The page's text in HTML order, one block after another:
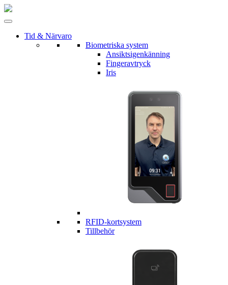
Tid & Närvaro
Biometriska system
Ansiktsigenkänning
Fingeravtryck
Iris
RFID-kortsystem
Tillbehör